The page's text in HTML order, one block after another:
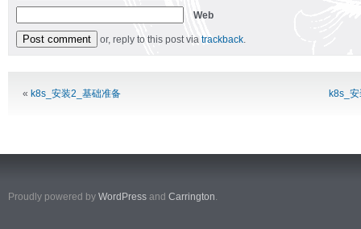
Web
or, reply to this post via trackback.
« k8s_安装2_基础准备 k8s_
Proudly powered by WordPress and Carrington.